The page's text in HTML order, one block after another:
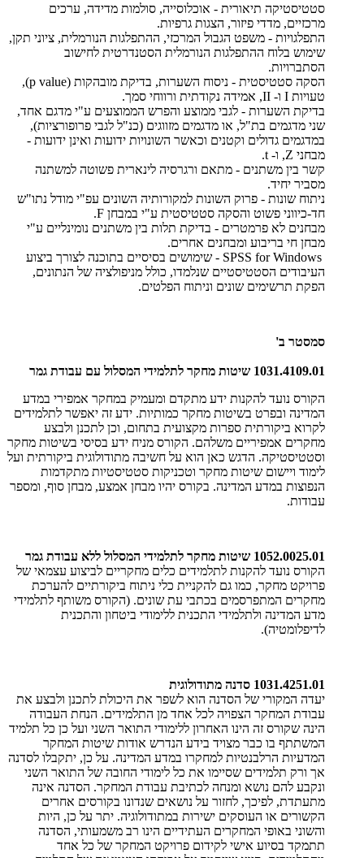
סטטיסטיקה תיאורית - אוכלוסייה, סולמות מדידה, ערכים
מרכזיים, מדדי פיזור, הצגות גרפיות.
התפלגויות - משפט הגבול המרכזי, ההתפלגות הנורמלית, ציוני תקן,
שימוש בלוח ההתפלגות הנורמלית הסטנדרטית לחישוב
הסתברויות.
הסקה סטטיסטית - ניסוח השערות, בדיקת מובהקות (p value),
טעויות I ו- II, אמידה נקודתית ורווחי סמך.
בדיקת השערות - לגבי ממוצע והפרש הממוצעים ע"י מדגם אחד,
שני מדגמים בת"ל, או מדגמים מזווגים (כנ"ל לגבי פרופורציות),
במדגמים גדולים וקטנים וכאשר השונויות ידועות ואינן ידועות -
מבחני Z, ו- t.
קשר בין משתנים - מתאם ורגרסיה לינארית פשוטה למשתנה
מסביר יחיד.
ניתוח שונות - פרוק השונות למקורותיה השונים עפ"י מודל נתו"ש
חד-כיווני פשוט והסקה סטטיסטית ע"י במבחן F.
מבחנים לא פרמטרים - בדיקת תלות בין משתנים נומינליים ע"י
מבחן חי בריבוע ומבחנים אחרים.
SPSS for Windows - שימושים בסיסיים בתוכנה לצורך ביצוע
העיבודים הסטטיסטיים שנלמדו, כולל מניפולציה של הנתונים,
הפקת תרשימים שונים וניתוח הפלטים.
סמסטר ב'
1031.4109.01 שיטות מחקר לתלמידי המסלול עם עבודת גמר
הקורס נועד להקנות ידע מתקדם ומעמיק במחקר אמפירי במדע
המדינה ובפרט בשיטות מחקר כמותיות. ידע זה יאפשר לתלמידים
לקרוא ביקורתית ספרות מקצועית בתחום, וכן לתכנן ולבצע
מחקרים אמפיריים משלהם. הקורס מניח ידע בסיסי בשיטות מחקר
וסטטיסטיקה. הדגש כאן הוא על חשיבה מתודולוגית ביקורתית ועל
לימוד ויישום שיטות מחקר וטכניקות סטטיסטיות מתקדמות
הנפוצות במדע המדינה. בקורס יהיו מבחן אמצע, מבחן סוף, ומספר
עבודות.
1052.0025.01 שיטות מחקר לתלמידי המסלול ללא עבודת גמר
הקורס נועד להקנות לתלמידים כלים מחקריים לביצוע עצמאי של
פרויקט מחקר, כמו גם להקניית כלי ניתוח ביקורתיים להערכת
מחקרים המתפרסמים בכתבי עת שונים. (הקורס משותף לתלמידי
מדע המדינה ולתלמידי התכנית ללימודי ביטחון והתכנית
לדיפלומטיה).
1031.4251.01 סדנה מתודולוגית
יעדה המקורי של הסדנה הוא לשפר את היכולת לתכנן ולבצע את
עבודת המחקר הצפויה לכל אחד מן התלמידים. הנחת העבודה
הינה שקורס זה הינו האחרון ללימודי התואר השני ועל כן כל תלמיד
המשתתף בו כבר מצויד בידע הנדרש אודות שיטות המחקר
המדעיות הרלבנטיות למחקרו במדע המדינה. על כן, יתקבלו לסדנה
אך ורק תלמידים שסיימו את כל לימודי החובה של התואר השני
ונקבע להם נושא ומנחה לכתיבת עבודת המחקר. הסדנה אינה
מתעתדת, לפיכך, לחזור על נושאים שנדונו בקורסים אחרים
הקשורים או העוסקים ישירות במתודולוגיה. יתר על כן, היות
והשוני באופי המחקרים העתידיים הינו רב משמעותי, הסדנה
תתמקד בסיוע אישי לקידום פרויקט המחקר של כל אחד